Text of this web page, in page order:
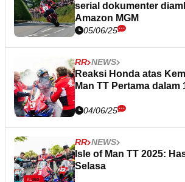
serial dokumenter
Amazon MGM
05/06/25
RR NEWS
Reaksi Honda atas
Man TT Pertama dalam
04/06/25
RR NEWS
Isle of Man TT 2025:
Selasa